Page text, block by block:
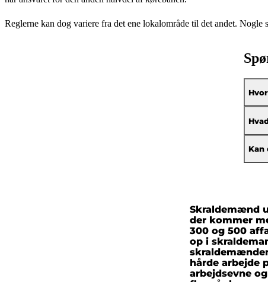
Reglerne kan dog variere fra det ene lokalområde til det andet.
Kan
Skraldemænd
der kommer
300 og 500
op i
hårde arbejde
arbejdsevne